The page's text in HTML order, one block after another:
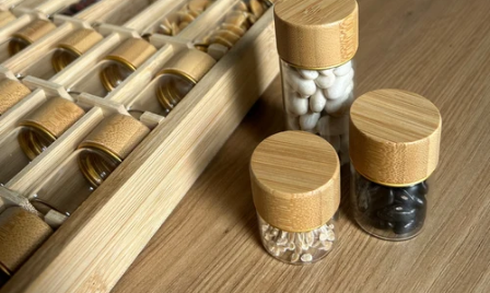
perfect cadeau
FEGGIES
ZADENSETS